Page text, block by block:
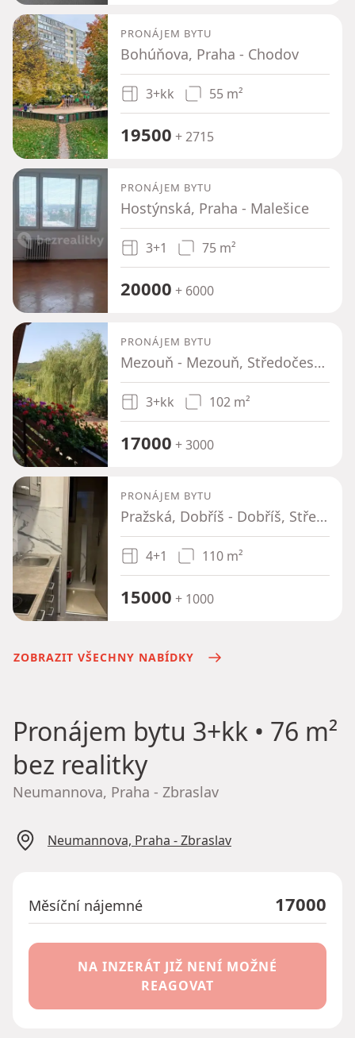
PRONÁJEM BYTU
Bohúňova, Praha - Chodov
3+kk 55 m²
19500 + 2715
PRONÁJEM BYTU
Hostýnská, Praha - Malešice
3+1 75 m²
20000 + 6000
PRONÁJEM BYTU
Mezouň - Mezouň, Středočeský kraj
3+kk 102 m²
17000 + 3000
PRONÁJEM BYTU
Pražská, Dobříš - Dobříš, Středočeský kraj
4+1 110 m²
15000 + 1000
ZOBRAZIT VŠECHNY NABÍDKY
Pronájem bytu 3+kk • 76 m²
bez realitky
Neumannova, Praha - Zbraslav
Neumannova, Praha - Zbraslav
Měsíční nájemné 17000
NA INZERÁT JIŽ NENÍ MOŽNÉ
REAGOVAT